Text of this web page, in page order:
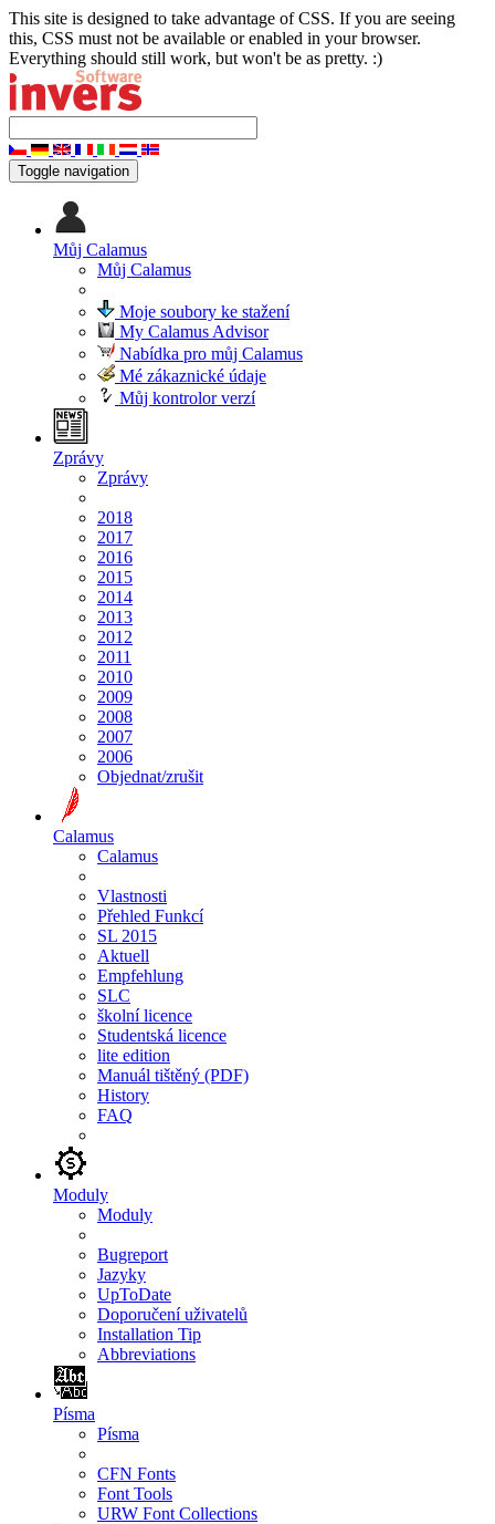
This site is designed to take advantage of CSS. If you are seeing
this, CSS must not be available or enabled in your browser.
Everything should still work, but won't be as pretty. :)
Toggle navigation
Můj Calamus
Můj Calamus
Moje soubory ke stažení
My Calamus Advisor
Nabídka pro můj Calamus
Mé zákaznické údaje
Můj kontrolor verzí
Zprávy
Zprávy
2018
2017
2016
2015
2014
2013
2012
2011
2010
2009
2008
2007
2006
Objednat/zrušit
Calamus
Calamus
Vlastnosti
Přehled Funkcí
SL 2015
Aktuell
Empfehlung
SLC
školní licence
Studentská licence
lite edition
Manuál tištěný (PDF)
History
FAQ
Moduly
Moduly
Bugreport
Jazyky
UpToDate
Doporučení uživatelů
Installation Tip
Abbreviations
Písma
Písma
CFN Fonts
Font Tools
URW Font Collections